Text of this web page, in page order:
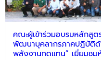
คณะผู้เข้าร่วมอบรมหลักสู
พัฒนาบุคลากรภาคปฏิบัติด้า
พลังงานทดแทน” เยี่ยมช